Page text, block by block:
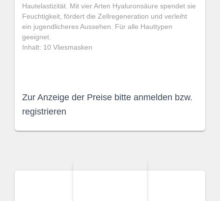
Hautelastizität. Mit vier Arten Hyaluronsäure spendet sie
Feuchtigkeit, fördert die Zellregeneration und verleiht
ein jugendlicheres Aussehen. Für alle Hauttypen
geeignet.
Inhalt: 10 Vliesmasken
Zur Anzeige der Preise bitte anmelden bzw.
registrieren